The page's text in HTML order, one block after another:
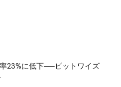
23%に低下──ビットワイズ